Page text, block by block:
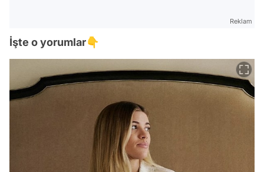
Reklam
İşte o yorumlar👇